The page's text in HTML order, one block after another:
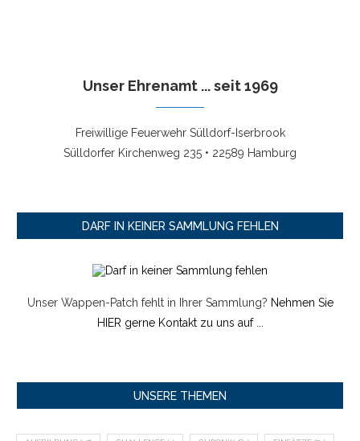
Unser Ehrenamt ... seit 1969
Freiwillige Feuerwehr Sülldorf-Iserbrook
Sülldorfer Kirchenweg 235 • 22589 Hamburg
DARF IN KEINER SAMMLUNG FEHLEN
Unser Wappen-Patch fehlt in Ihrer Sammlung? Nehmen Sie
HIER gerne Kontakt zu uns auf ...
UNSERE THEMEN